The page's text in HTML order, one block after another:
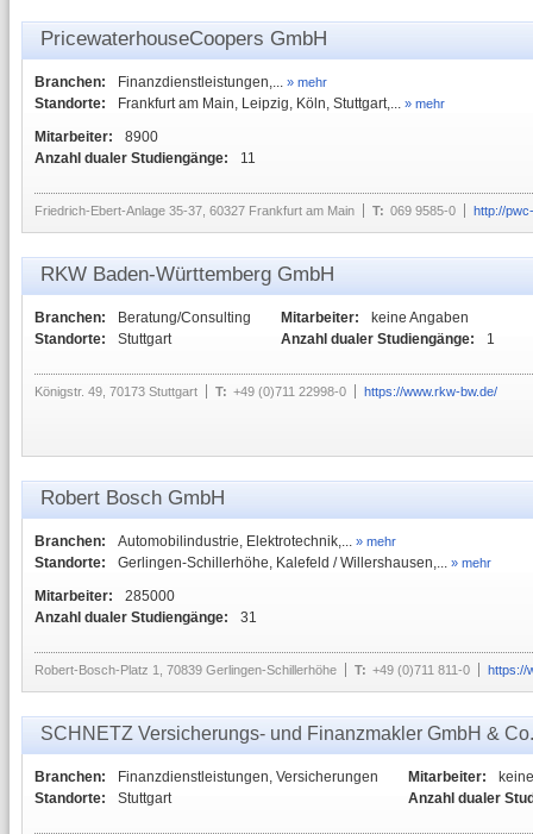
PricewaterhouseCoopers GmbH
Branchen: Finanzdienstleistungen,... » mehr
Standorte: Frankfurt am Main, Leipzig, Köln, Stuttgart,... » mehr
Mitarbeiter:
8900
Anzahl dualer Studiengänge:
11
Friedrich-Ebert-Anlage 35-37, 60327 Frankfurt am Main T: 069 9585-0 http://
RKW Baden-Württemberg GmbH
Branchen:
Beratung/Consulting
Standorte:
Stuttgart
Mitarbeiter:
keine Angaben
Anzahl dualer Studiengänge:
1
Königstr. 49, 70173 Stuttgart T: +49 (0)711 22998-0 https://www.rkw-bw.de/
Robert Bosch GmbH
Branchen: Automobilindustrie, Elektrotechnik,... » mehr
Standorte: Gerlingen-Schillerhöhe, Kalefeld / Willershausen,... » mehr
Mitarbeiter:
285000
Anzahl dualer Studiengänge:
31
Robert-Bosch-Platz 1, 70839 Gerlingen-Schillerhöhe T: +49 (0)711 811-0 https://
SCHNETZ Versicherungs- und Finanzmakler GmbH &
Branchen:
Finanzdienstleistungen, Versicherungen
Standorte:
Stuttgart
Mitarbeiter:
Anzahl dualer